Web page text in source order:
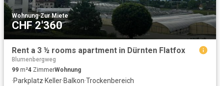
Wohnung·Zur Miete
CHF 2'360
Rent a 3 ½ rooms apartment in Dürnten Flatfox
Blumenbergweg
99 m²4 ZimmerWohnung
·Parkplatz·Keller·Balkon·Trockenbereich